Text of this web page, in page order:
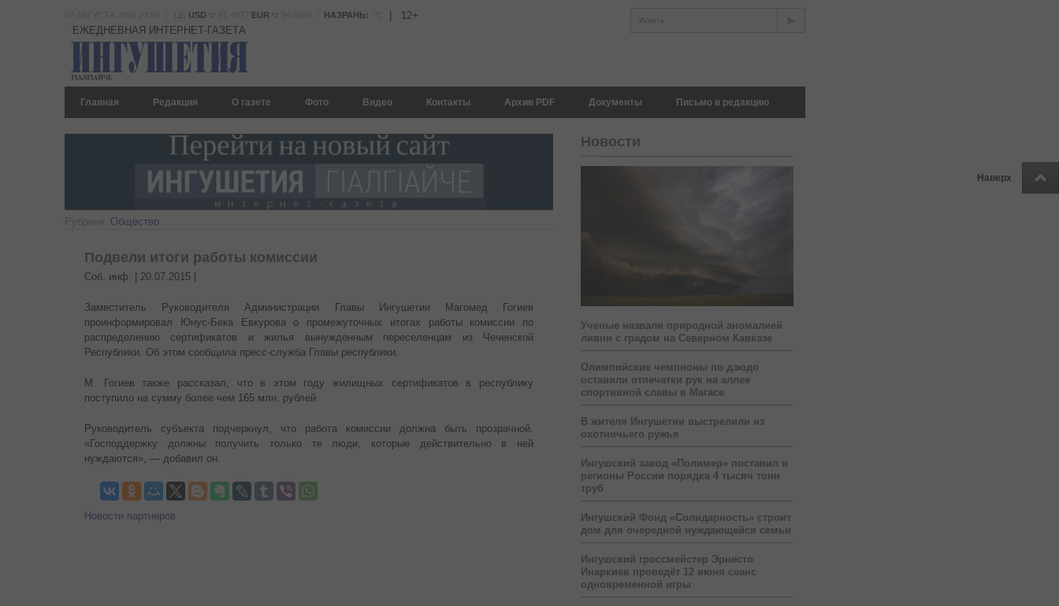
Наверх
USD EUR НАЗРАНЬ: 12+ Искать
ЕЖЕДНЕВНАЯ ИНТЕРНЕТ-ГАЗЕТА
Главная Редакция О газете Фото Видео Контакты Архив PDF Документы Письмо в редакцию
Рубрики: Общество
Подвели итоги работы комиссии
Соб. инф. | 20.07.2015
Заместитель Руководителя Администрации Главы Ингушетии Магомед Гогиев
проинформировал Юнус-Бека Евкурова о промежуточных итогах работы комиссии по
распределению сертификатов и жилья вынужденным переселенцам из Чеченской
Республики. Об этом сообщила пресс-служба Главы республики.
М. Гогиев также рассказал, что в этом году жилищных сертификатов в республику
поступило на сумму более чем 165 млн. рублей.
Руководитель субъекта подчеркнул, что работа комиссии должна быть прозрачной.
«Господдержку должны получить только те люди, которые действительно в ней
нуждаются», — добавил он.
Новости партнеров
Новости
Ученые назвали природной аномалией
ливни с градом на Северном Кавказе
Олимпийские чемпионы по дзюдо
оставили отпечатки рук на аллее
спортивной славы в Магасе
В жителя Ингушетии выстрелили из
охотничьего ружья
Ингушский завод «Полимер» поставил в
регионы России порядка 4 тысяч тонн
труб
Ингушский Фонд «Солидарность» строит
дом для очередной нуждающейся семьи
Ингушский гроссмейстер Эрнесто
Инаркиев проведёт 12 июня сеанс
одновременной игры